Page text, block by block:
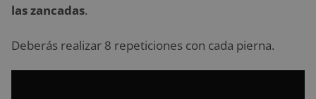
las zancadas.
Deberás realizar 8 repeticiones con cada pierna.